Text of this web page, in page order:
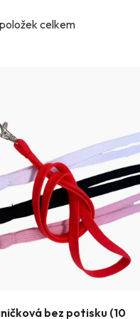
položek celkem
bez potisku (10